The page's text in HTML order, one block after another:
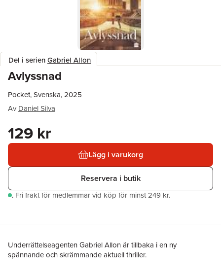
Del i serienGabriel Allon
Avlyssnad
Pocket, Svenska, 2025
Av Daniel Silva
129 kr
Lägg i varukorg
Reservera i butik
. Fri frakt för medlemmar vid köp för minst 249 kr.
Underrättelseagenten Gabriel Allon är tillbaka i en ny
spännande och skrämmande aktuell thriller.